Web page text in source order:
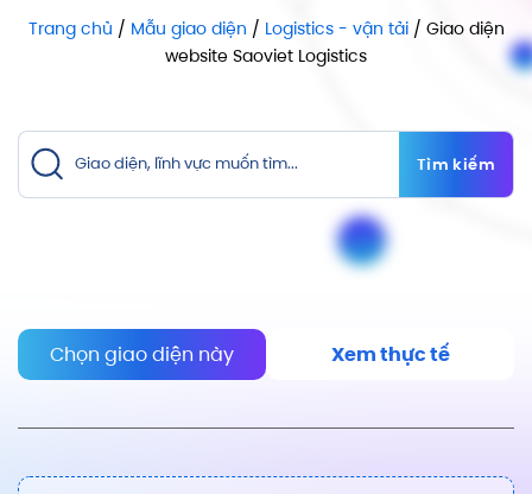
Trang chủ / Mẫu giao diện / Logistics - vận tải/ Giao diện
website Saoviet Logistics
Tìm kiếm
Chọn giao diện này Xem thực tế